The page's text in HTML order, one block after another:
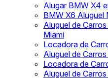
Alugar BMW X4
BMW X6 Aluguel
Aluguel de
Miami
Locadora de
Aluguel de
Locadora de
Aluguel de